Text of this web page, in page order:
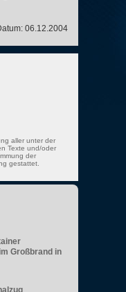
06.12.2004
aller unter der
Texte und/oder
der
gestattet.
Großbrand in